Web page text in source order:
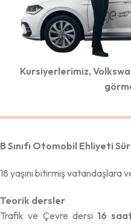
Kursiyerlerimiz,
B Sınıfı Otomobil Ehliyeti
18 yaşını bitirmiş vatandaşlara
Teorik dersler
Trafik ve Çevre dersi 16